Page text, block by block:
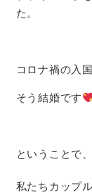
た。
コロナ禍の入
そう結婚です
ということで
私たちカップ